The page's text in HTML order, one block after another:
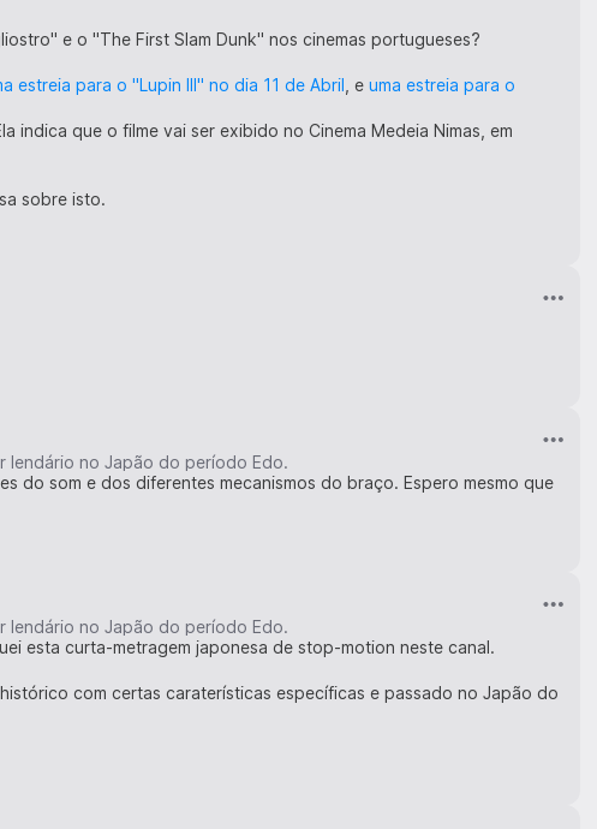
e o "The First Slam Dunk" nos cinemas portugueses?
estreia para o "Lupin III" no dia 11 de Abril , e uma estreia para o
indica que o filme vai ser exibido no Cinema Medeia Nimas, em
sobre isto.
lendário no Japão do período Edo.
do som e dos diferentes mecanismos do braço. Espero mesmo que
lendário no Japão do período Edo.
esta curta-metragem japonesa de stop-motion neste canal.
com certas caraterísticas específicas e passado no Japão do